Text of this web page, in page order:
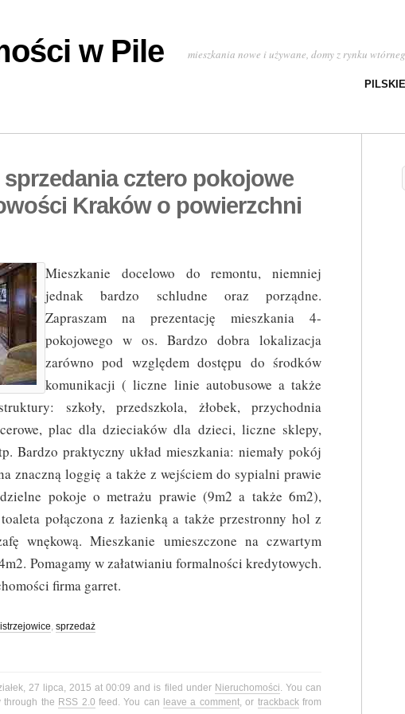
w Pile mieszkania nowe i używane, domy z rynku
cztero pokojowe
Kraków o powierzchni
Mieszkanie docelowo do remontu, niemniej
jednak bardzo schludne oraz porządne.
Zapraszam na prezentację mieszkania 4-
pokojowego w os. Bardzo dobra lokalizacja
zarówno pod względem dostępu do środków
komunikacji ( liczne linie autobusowe a także
szkoły, przedszkola, żłobek, przychodnia
plac dla dzieciaków dla dzieci, liczne sklepy,
Bardzo praktyczny układ mieszkania: niemały pokój
znaczną loggię a także z wejściem do sypialni prawie
pokoje o metrażu prawie (9m2 a także 6m2),
połączona z łazienką a także przestronny hol z
wnękową. Mieszkanie umieszczone na czwartym
Pomagamy w załatwianiu formalności kredytowych.
firma garret.
, sprzedaż
27 lipca, 2015 at 00:09 and is filed under Nieruchomości. You can
through the RSS 2.0 feed. You can leave a comment, or trackbackfrom